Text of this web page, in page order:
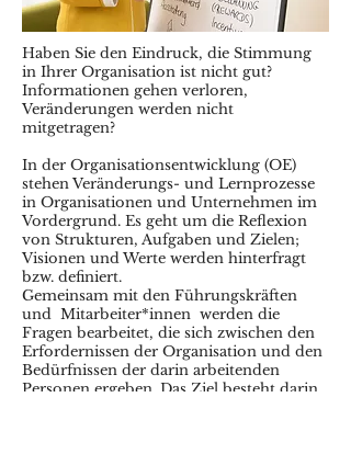
Haben Sie den Eindruck, die Stimmung
in Ihrer Organisation ist nicht gut?
Informationen gehen verloren,
Veränderungen werden nicht
mitgetragen?
In der Organisationsentwicklung (OE)
stehen Veränderungs- und Lernprozesse
in Organisationen und Unternehmen im
Vordergrund. Es geht um die Reflexion
von Strukturen, Aufgaben und Zielen;
Visionen und Werte werden hinterfragt
bzw. definiert.
Gemeinsam mit den Führungskräften
und Mitarbeiter*innen werden die
Fragen bearbeitet, die sich zwischen den
Erfordernissen der Organisation und den
Bedürfnissen der darin arbeitenden
Personen ergeben. Das Ziel besteht darin,